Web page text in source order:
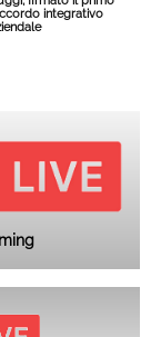
integrativo